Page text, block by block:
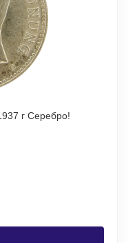
Швеция Король Густав V 2 кроны 1937 г Серебро!